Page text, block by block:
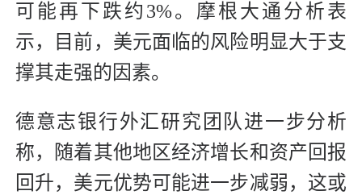
可能再下跌约3%。摩根大通分析表
示，目前，美元面临的风险明显大于支
撑其走强的因素。
德意志银行外汇研究团队进一步分析
称，随着其他地区经济增长和资产回报
回升，美元优势可能进一步减弱，这或